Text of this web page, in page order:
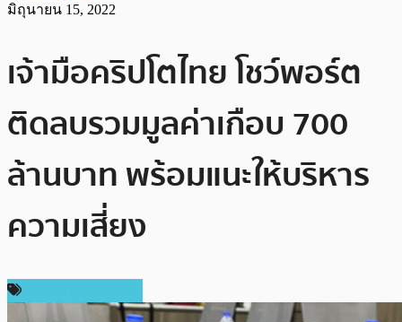
มิถุนายน 15, 2022
เจ้ามือคริปโตไทย โชว์พอร์ต
ติดลบรวมมูลค่าเกือบ 700
ล้านบาท พร้อมแนะให้บริหาร
ความเสี่ยง